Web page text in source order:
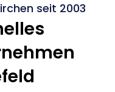
seit 2003